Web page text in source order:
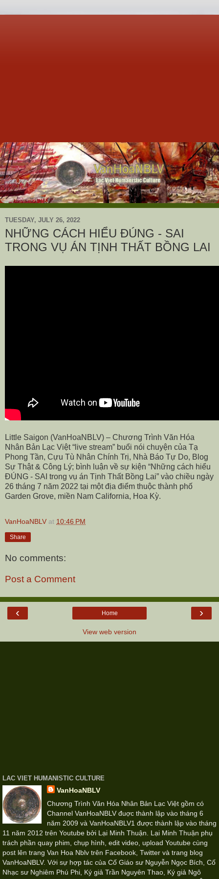
TUESDAY, JULY 26, 2022
NHỮNG CÁCH HIỂU ĐÚNG - SAI
TRONG VỤ ÁN TỊNH THẤT BỒNG LAI
Little Saigon (VanHoaNBLV) – Chương Trình Văn Hóa
Nhân Bản Lạc Việt “live stream” buổi nói chuyện của Tạ
Phong Tần, Cựu Tù Nhân Chính Trị, Nhà Báo Tự Do, Blog
Sự Thật & Công Lý; bình luận về sự kiện “Những cách hiểu
ĐÚNG - SAI trong vụ án Tịnh Thất Bồng Lai” vào chiều ngày
26 tháng 7 năm 2022 tại một địa điểm thuộc thành phố
Garden Grove, miền Nam California, Hoa Kỳ.
VanHoaNBLV at 10:46 PM
Share
No comments:
Post a Comment
‹ ›
Home
View web version
LAC VIET HUMANISTIC CULTURE
VanHoaNBLV
Chương Trình Văn Hóa Nhân Bản Lạc Việt gồm có
Channel VanHoaNBLV đuợc thành lập vào tháng 6
năm 2009 và VanHoaNBLV1 được thành lập vào tháng
11 năm 2012 trên Youtube bởi Lại Minh Thuận. Lại Minh Thuận phụ
trách phần quay phim, chụp hình, edit video, upload Youtube cùng
post lên trang Van Hoa Nblv trên Facebook, Twitter và trang blog
VanHoaNBLV. Với sự hợp tác của Cố Giáo sư Nguyễn Ngọc Bích, Cố
Nhạc sư Nghiêm Phú Phi, Ký giả Trần Nguyên Thao, Ký giả Ngô